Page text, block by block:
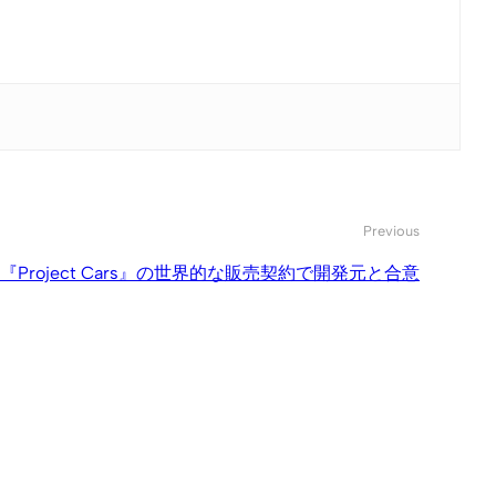
Previous
Project Cars』の世界的な販売契約で開発元と合意